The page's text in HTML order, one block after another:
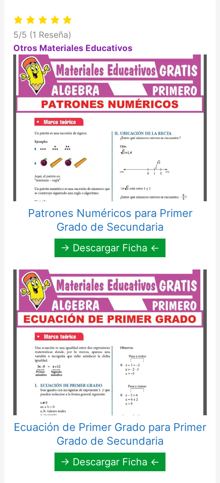
5/5 (1 Reseña)
Otros Materiales Educativos
Patrones Numéricos para Primer
Grado de Secundaria
→ Descargar Ficha ←
Ecuación de Primer Grado para Primer
Grado de Secundaria
→ Descargar Ficha ←